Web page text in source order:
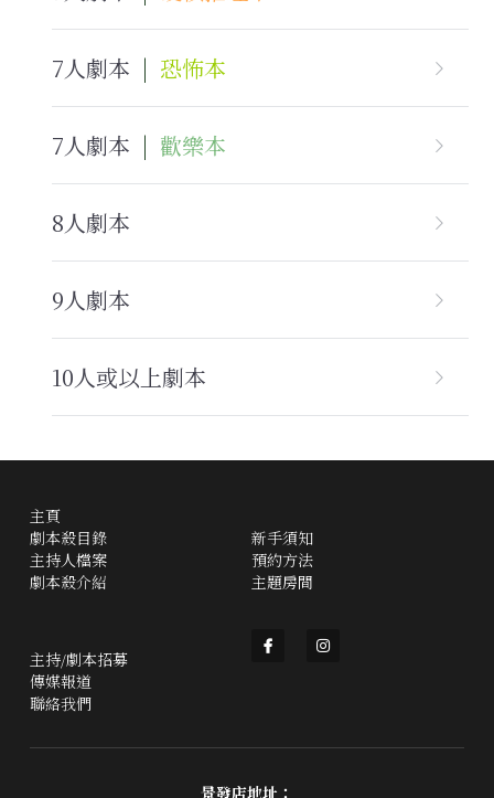
主持/劇本招募
到址及團建服務
傳媒報道
Instagram
搜索
立即預約
7人劇本
  |
恐怖本
7人劇本
  |
歡樂本
8人劇本
9人劇本
10人或以上劇本
主頁
劇本殺目錄
主持人檔案
劇本殺介紹
新手須知
預約方法
主題房間
主持/劇本招募
傳媒報道
聯絡我們
景發店地址：